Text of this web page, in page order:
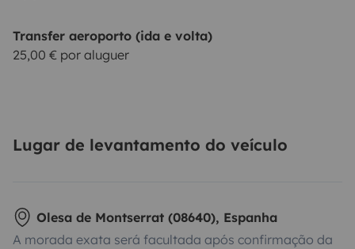
Transfer aeroporto (ida e volta)
25,00 € por aluguer
Lugar de levantamento do veículo
Olesa de Montserrat (08640), Espanha
A morada exata será facultada após confirmação da